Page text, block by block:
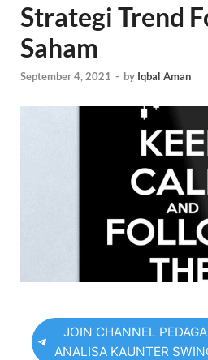
Strategi Trend
Saham
September 4, 2021 - by Iqbal Aman
JOIN CHANNEL
ANALISA KAUNTER